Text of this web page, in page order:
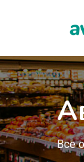
Все